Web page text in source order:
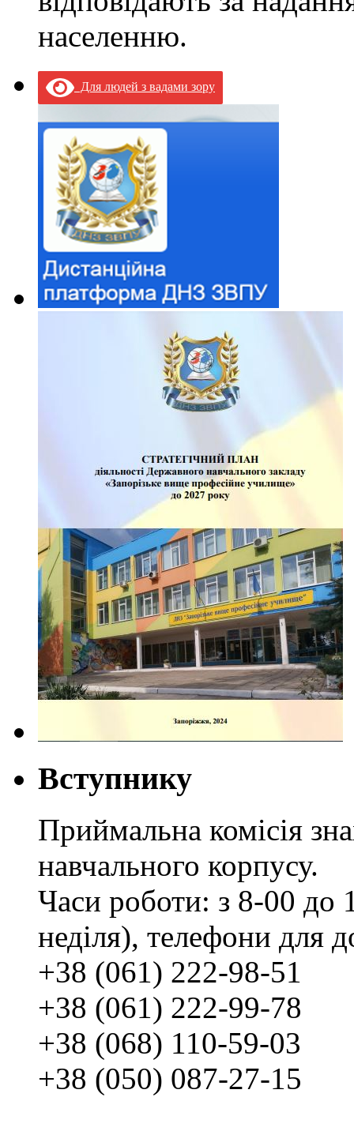
населенню.
Для людей з вадами зору
Вступнику
Приймальна комісія
навчального корпусу.
Часи роботи: з 8-00 до
неділя), телефони для
+38 (061) 222-98-51
+38 (061) 222-99-78
+38 (068) 110-59-03
+38 (050) 087-27-15